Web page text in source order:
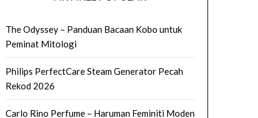
The Odyssey – Panduan Bacaan Kobo untuk
Peminat Mitologi
Philips PerfectCare Steam Generator Pecah
Rekod 2026
Carlo Rino Perfume – Haruman Feminiti Moden